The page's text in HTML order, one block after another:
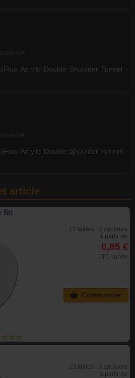
(Fluo Acrylic Double Shoulder Tunnel -
(Fluo Acrylic Double Shoulder Tunnel -
article
fin
12 tailles - 3 couleurs
à partir de
0,85 €
TTC l'unite
Commander
13 tailles - 3 couleurs
à partir de